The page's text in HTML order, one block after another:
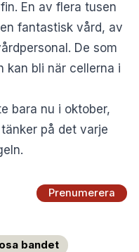
En av flera tusen
fantastisk vård, av
De som
kan bli när cellerna i
bara nu i oktober,
på det varje
Prenumerera
bandet